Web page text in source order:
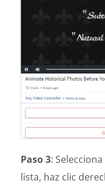
Paso 3:
lista, haz clic